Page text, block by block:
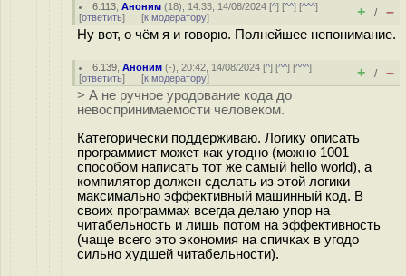
6.113 ,Аноним (18), 14:33, 14/08/2024 [^] [^^] [^^^]
[ответить] [к модератору] + / –
Ну вот, о чём я и говорю. Полнейшее непонимание.
6.139 ,Аноним (-), 20:42, 14/08/2024 [^] [^^] [^^^]
[ответить] [к модератору] + / –
> А не ручное уродование кода до
невоспринимаемости человеком.
Категорически поддерживаю. Логику описать
программист может как угодно (можно 1001
способом написать тот же самый hello world), а
компилятор должен сделать из этой логики
максимально эффективный машинный код. В
своих программах всегда делаю упор на
читабельность и лишь потом на эффективность
(чаще всего это экономия на спичках в угодо
сильно худшей читабельности).